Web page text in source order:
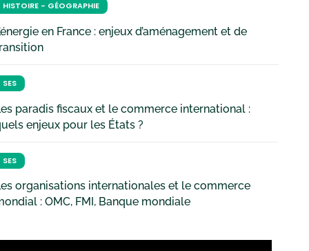
HISTOIRE - GÉOGRAPHIE
en France : enjeux d’aménagement et de
SES
paradis fiscaux et le commerce international :
enjeux pour les États ?
SES
organisations internationales et le commerce
: OMC, FMI, Banque mondiale